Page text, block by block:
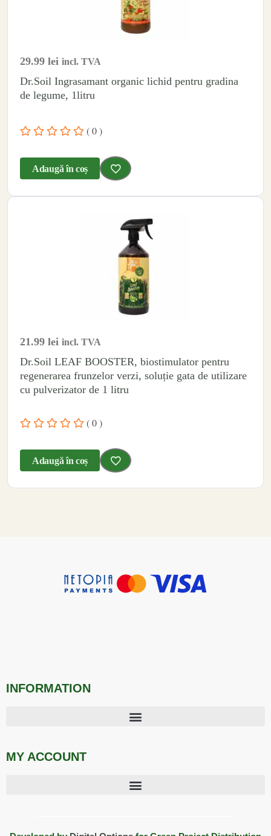
29.99 lei incl. TVA
Dr.Soil Ingrasamant organic lichid pentru gradina
de legume, 1litru
( 0 )
Adaugă în coș
21.99 lei incl. TVA
Dr.Soil LEAF BOOSTER, biostimulator pentru
regenerarea frunzelor verzi, soluție gata de utilizare
cu pulverizator de 1 litru
( 0 )
Adaugă în coș
INFORMATION
MY ACCOUNT